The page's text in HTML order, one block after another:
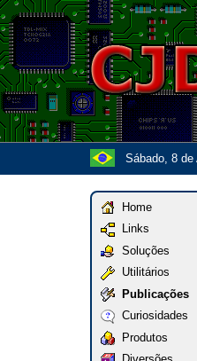
Sábado, 8 de
Home
Links
Soluções
Utilitários
Publicações
Curiosidades
Produtos